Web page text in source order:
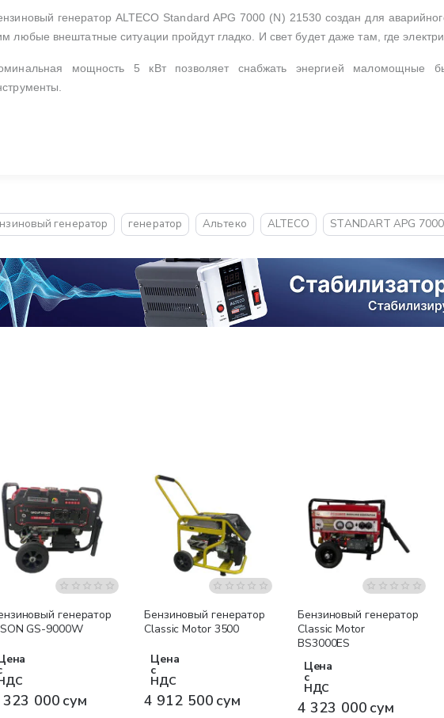
генератор ALTECO Standard APG 7000 (N) 21530 создан для
любые внештатные ситуации пройдут гладко. И свет будет даже там, где
мощность 5 кВт позволяет снабжать энергией маломощные
генератор генератор Альтеко ALTECO STANDART APG
доставка
генератор
GS-9000W
000 сум
Бесплатная доставка
Бензиновый генератор
Classic Motor 3500
Цена
с
НДС
4 912 500 сум
Бесплатная доставка
Бензиновый генератор
Classic Motor
BS3000ES
Цена
с
НДС
4 323 000 сум